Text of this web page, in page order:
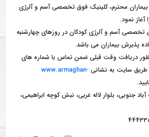
محترم، کلینیک فوق تخصصی آسم و آلرژی
نمود.
تخصصی آسم و آلرژی کودکان در روزهای چهارشنبه
دریافت وقت قبلی ضمن تماس با شماره های
طریق سایت به نشانی www.armaghan-
جنوبی، بلوار لاله غربی، نبش کوچه ابراهیمی،